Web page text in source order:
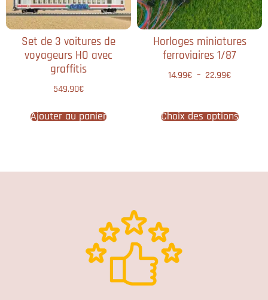
Set de 3 voitures de
voyageurs HO avec
graffitis
549.90€
Ajouter au panier
Horloges miniatures
ferroviaires 1/87
14.99€ – 22.99€
Choix des options